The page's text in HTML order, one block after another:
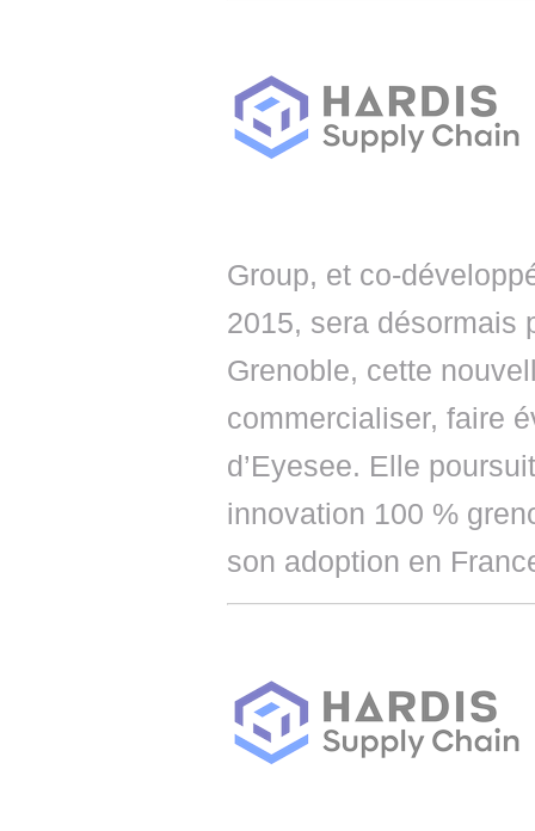
Group, et co-
2015, sera désormais
Grenoble, cette
commercialiser, faire
d’Eyesee. Elle
innovation 100 %
son adoption en